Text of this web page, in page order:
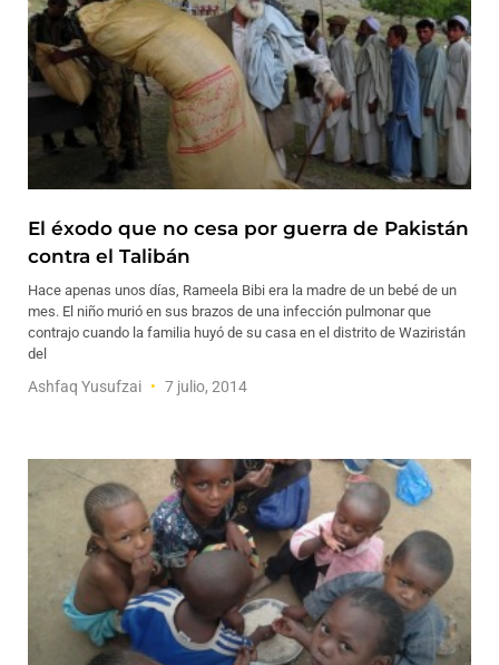
El éxodo que no cesa por guerra de Pakistán
contra el Talibán
Hace apenas unos días, Rameela Bibi era la madre de un bebé de un
mes. El niño murió en sus brazos de una infección pulmonar que
contrajo cuando la familia huyó de su casa en el distrito de Waziristán
del
Ashfaq Yusufzai 7 julio, 2014